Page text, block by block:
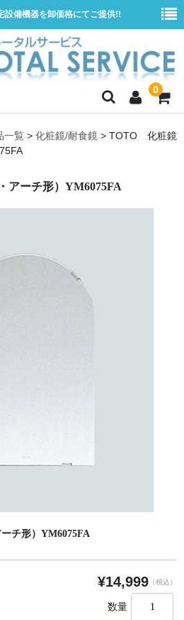
設備機器を卸価格にてご提供!!
0
一覧 > 化粧鏡/耐食鏡 > TOTO 化粧鏡
ーチ形）YM6075FA
チ形）YM6075FA
¥14,999 （税込）
数量